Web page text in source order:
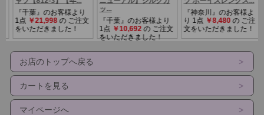
カラー ブラック ライトモカ
適応ヒップ：Ｓ（82～90cm）
お店のトップへ戻る
カートを見る
マイページへ